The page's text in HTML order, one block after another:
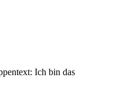
Ich bin das